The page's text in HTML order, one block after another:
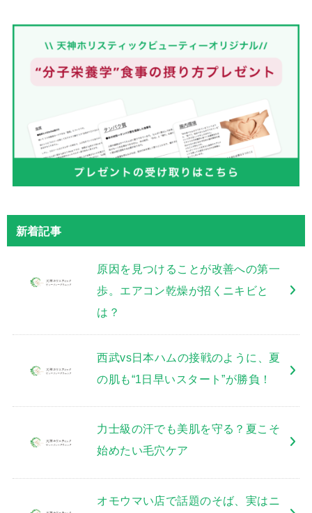
新着記事
原因を見つけることが改善への第一
歩。エアコン乾燥が招くニキビと
は？
西武vs日本ハムの接戦のように、夏
の肌も“1日早いスタート”が勝負！
力士級の汗でも美肌を守る？夏こそ
始めたい毛穴ケア
オモウマい店で話題のそば、実はニ